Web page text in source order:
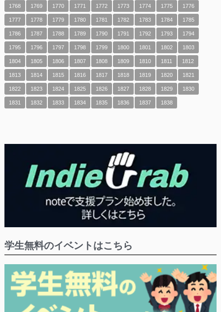
1768 1769 1770 1771 1772 1773 1774 1775 1776
1777 1778 1779 1780 1781 1782 1783 1784 1785
1786 1787 1788 1789 1790 1791 1792 1793 1794
1795 1796 1797 1798 1799 1800 1801 1802 1803
1804 1805 1806 1807 1808 1809 1810 1811 1812
1813 1814 1815 1816 1817 1818 1819 1820 1821
1822 1823 1824 1825 1826 1827 1828 1829 1830
1831 1832 1833 1834 1835 1836 1837 1838
学生無料のイベントはこちら